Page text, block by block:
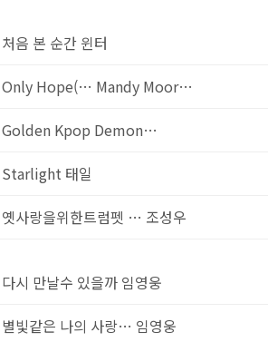
처음 본 순간 윈터
Only Hope(… Mandy Moor…
Golden Kpop Demon…
Starlight 태일
옛사랑을위한트럼펫 … 조성우
다시 만날수 있을까 임영웅
별빛같은 나의 사랑… 임영웅